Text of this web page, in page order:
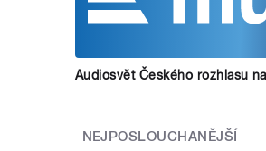
Audiosvět Českého rozhlasu
NEJPOSLOUCHANĚJŠÍ